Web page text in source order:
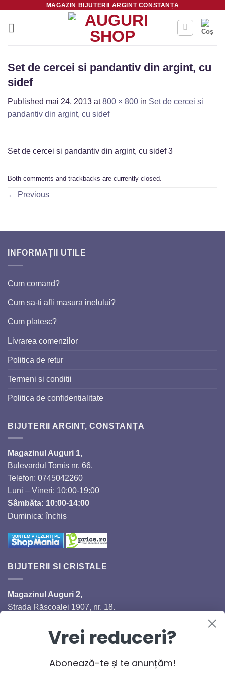
content
MAGAZIN BIJUTERII ARGINT CONSTANȚA
Set de cercei si pandantiv din argint, cu
sidef
Published mai 24, 2013 at800 × 800 in Set de cercei si
pandantiv din argint, cu sidef
Set de cercei si pandantiv din argint, cu sidef 3
Both comments and trackbacks are currently closed.
← Previous
INFORMAȚII UTILE
Cum comand?
Cum sa-ti afli masura inelului?
Cum platesc?
Livrarea comenzilor
Politica de retur
Termeni si conditii
Politica de confidentialitate
BIJUTERII ARGINT, CONSTANȚA
Magazinul Auguri 1,
Bulevardul Tomis nr. 66.
Telefon: 0745042260
Luni – Vineri: 10:00-19:00
Sâmbăta: 10:00-14:00
Duminica: închis
BIJUTERII SI CRISTALE
Magazinul Auguri 2,
Strada Răscoalei 1907, nr. 18.
Luni – Vineri: 10:00-18:00
Sâmbăta: 10:00-14:00Vrei reduceri?
Abonează-te și te anunțăm!